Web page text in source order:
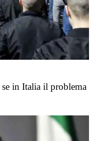
in Italia il problema